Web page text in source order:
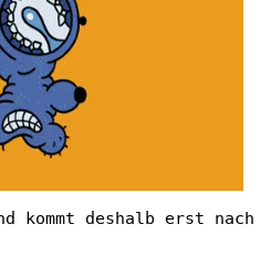
kommt deshalb erst nach